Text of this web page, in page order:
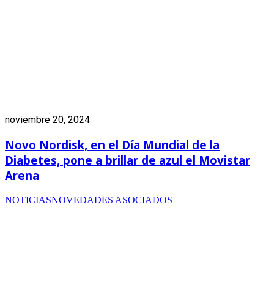
noviembre 20, 2024
Novo Nordisk, en el Día Mundial de la
Diabetes, pone a brillar de azul el Movistar
Arena
NOTICIASNOVEDADES ASOCIADOS